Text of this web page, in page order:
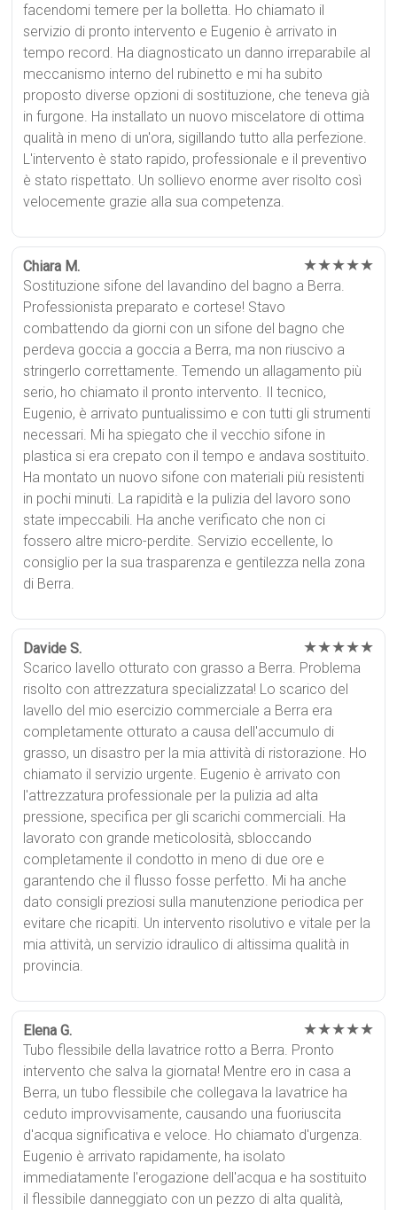
facendomi temere per la bolletta. Ho chiamato il
servizio di pronto intervento e Eugenio è arrivato in
tempo record. Ha diagnosticato un danno irreparabile al
meccanismo interno del rubinetto e mi ha subito
proposto diverse opzioni di sostituzione, che teneva già
in furgone. Ha installato un nuovo miscelatore di ottima
qualità in meno di un'ora, sigillando tutto alla perfezione.
L'intervento è stato rapido, professionale e il preventivo
è stato rispettato. Un sollievo enorme aver risolto così
velocemente grazie alla sua competenza.
Chiara M. ★★★★★
Sostituzione sifone del lavandino del bagno a Berra.
Professionista preparato e cortese! Stavo
combattendo da giorni con un sifone del bagno che
perdeva goccia a goccia a Berra, ma non riuscivo a
stringerlo correttamente. Temendo un allagamento più
serio, ho chiamato il pronto intervento. Il tecnico,
Eugenio, è arrivato puntualissimo e con tutti gli strumenti
necessari. Mi ha spiegato che il vecchio sifone in
plastica si era crepato con il tempo e andava sostituito.
Ha montato un nuovo sifone con materiali più resistenti
in pochi minuti. La rapidità e la pulizia del lavoro sono
state impeccabili. Ha anche verificato che non ci
fossero altre micro-perdite. Servizio eccellente, lo
consiglio per la sua trasparenza e gentilezza nella zona
di Berra.
Davide S. ★★★★★
Scarico lavello otturato con grasso a Berra. Problema
risolto con attrezzatura specializzata! Lo scarico del
lavello del mio esercizio commerciale a Berra era
completamente otturato a causa dell'accumulo di
grasso, un disastro per la mia attività di ristorazione. Ho
chiamato il servizio urgente. Eugenio è arrivato con
l'attrezzatura professionale per la pulizia ad alta
pressione, specifica per gli scarichi commerciali. Ha
lavorato con grande meticolosità, sbloccando
completamente il condotto in meno di due ore e
garantendo che il flusso fosse perfetto. Mi ha anche
dato consigli preziosi sulla manutenzione periodica per
evitare che ricapiti. Un intervento risolutivo e vitale per la
mia attività, un servizio idraulico di altissima qualità in
provincia.
Elena G. ★★★★★
Tubo flessibile della lavatrice rotto a Berra. Pronto
intervento che salva la giornata! Mentre ero in casa a
Berra, un tubo flessibile che collegava la lavatrice ha
ceduto improvvisamente, causando una fuoriuscita
d'acqua significativa e veloce. Ho chiamato d'urgenza.
Eugenio è arrivato rapidamente, ha isolato
immediatamente l'erogazione dell'acqua e ha sostituito
il flessibile danneggiato con un pezzo di alta qualità,